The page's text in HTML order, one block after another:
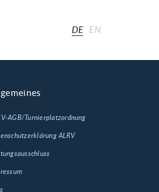
DE EN
AGB/Turnierplatzordnung
ALRV